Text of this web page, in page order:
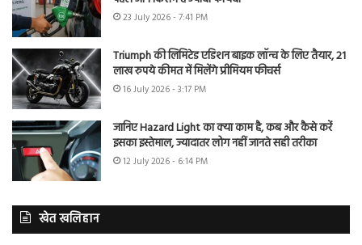
23 July 2026 - 7:41 PM
Triumph की लिमिटेड एडिशन बाइक लॉन्च के लिए तैयार, 21
लाख रुपये कीमत में मिलेंगे प्रीमियम फीचर्स
16 July 2026 - 3:17 PM
जानिए Hazard Light का क्या काम है, कब और कैसे करें
इसका इस्तेमाल, ज्यादातर लोग नहीं जानते सही तरीका
12 July 2026 - 6:14 PM
खेत खलिहान